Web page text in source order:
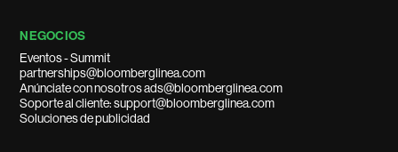
NEGOCIOS
Eventos - Summit
partnerships@bloomberglinea.com
Anúnciate con nosotros ads@bloomberglinea.com
Soporte al cliente: support@bloomberglinea.com
Soluciones de publicidad